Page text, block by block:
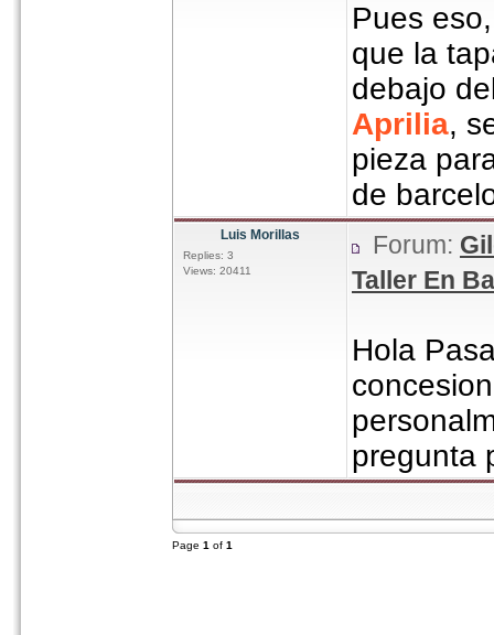
Pues
que la
debajo
Aprilia,
pieza
de
Luis Morillas
Replies: 3
Views: 20411
Forum:
Taller En
Hola
pregunta
Page 1 of 1